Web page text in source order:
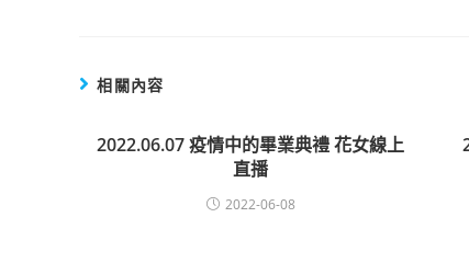
相關內容
2022.06.07 疫情中的畢業典禮 花女線上
直播
2022-06-08